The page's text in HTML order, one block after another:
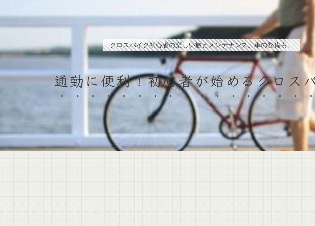
クロスバイク初心者の楽しい旅とメンテナンス。車の整備も。
通勤に便利！初心者が始めるクロス